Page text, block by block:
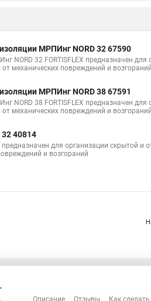
МРПИнг NORD 32 67590
NORD 32 FORTISFLEX предназначен
механических повреждений и возгораний
МРПИнг NORD 38 67591
NORD 38 FORTISFLEX предназначен
механических повреждений и возгораний
40814
предназначен для организации скрытой
и возгораний
Описание Отзывы Как сделать